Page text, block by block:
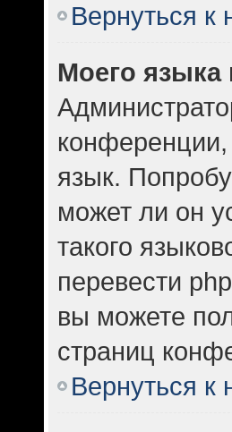
Вернуться к
Моего языка
язык.
может ли он
такого
перевести
вы можете
страниц
Вернуться к